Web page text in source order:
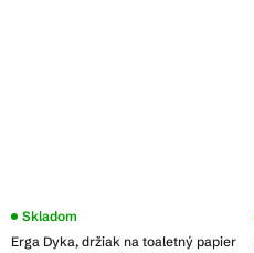
Erga Dyka, držiak na toaletný papier
Skladom